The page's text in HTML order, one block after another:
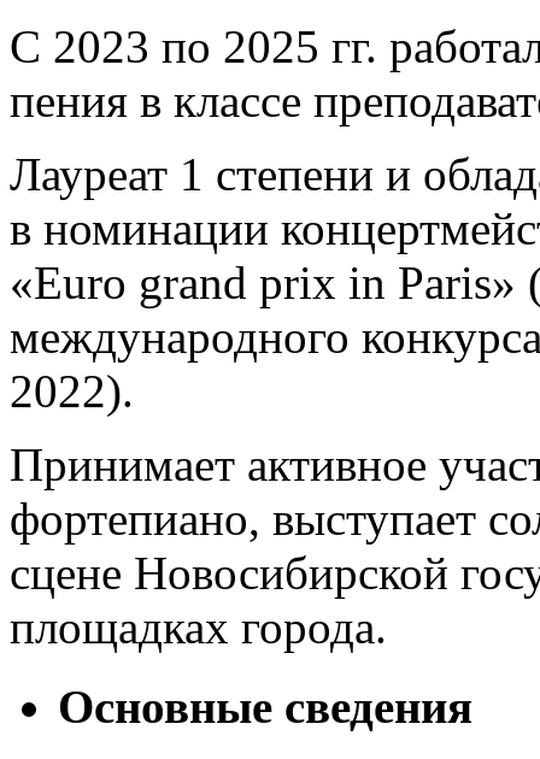
С 2023 по 2025 гг.
пения в классе
Лауреат 1 степени и
в номинации
«Euro grand prix in Paris»
международного
2022).
Принимает активное
фортепиано, выступает
сцене Новосибирской
площадках города.
Основные сведения